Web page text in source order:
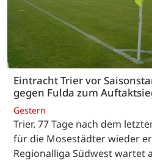
Eintracht Trier vor
gegen Fulda zum
Gestern
Trier. 77 Tage nach dem
für die Mosestädter wieder
Regionalliga Südwest wartet